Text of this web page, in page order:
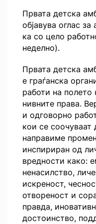
Првата детска
објавува оглас
ка со цело
неделно).
Првата детска
е граѓанска
работи на полето
нивните права.
и одговорно
кои се
направиме
инспириран од
вредности како:
ненасилство,
искреност,
отвореност и
правда,
достоинство,